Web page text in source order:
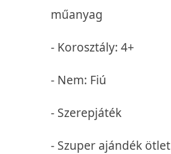
műanyag
- Korosztály: 4+
- Nem: Fiú
- Szerepjáték
- Szuper ajándék ötlet